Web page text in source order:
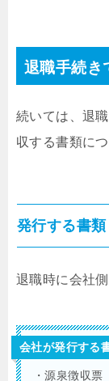
退職手続き
続いては、退
収する書類に
発行する書類
退職時に会社
会社が発行する
・源泉徴収票